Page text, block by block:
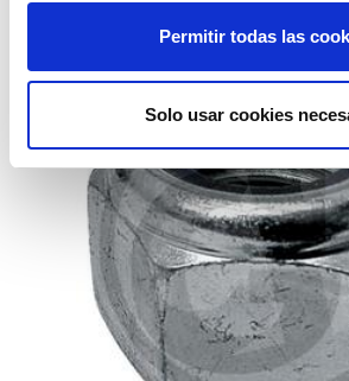
Permitir todas las
Solo usar cookies